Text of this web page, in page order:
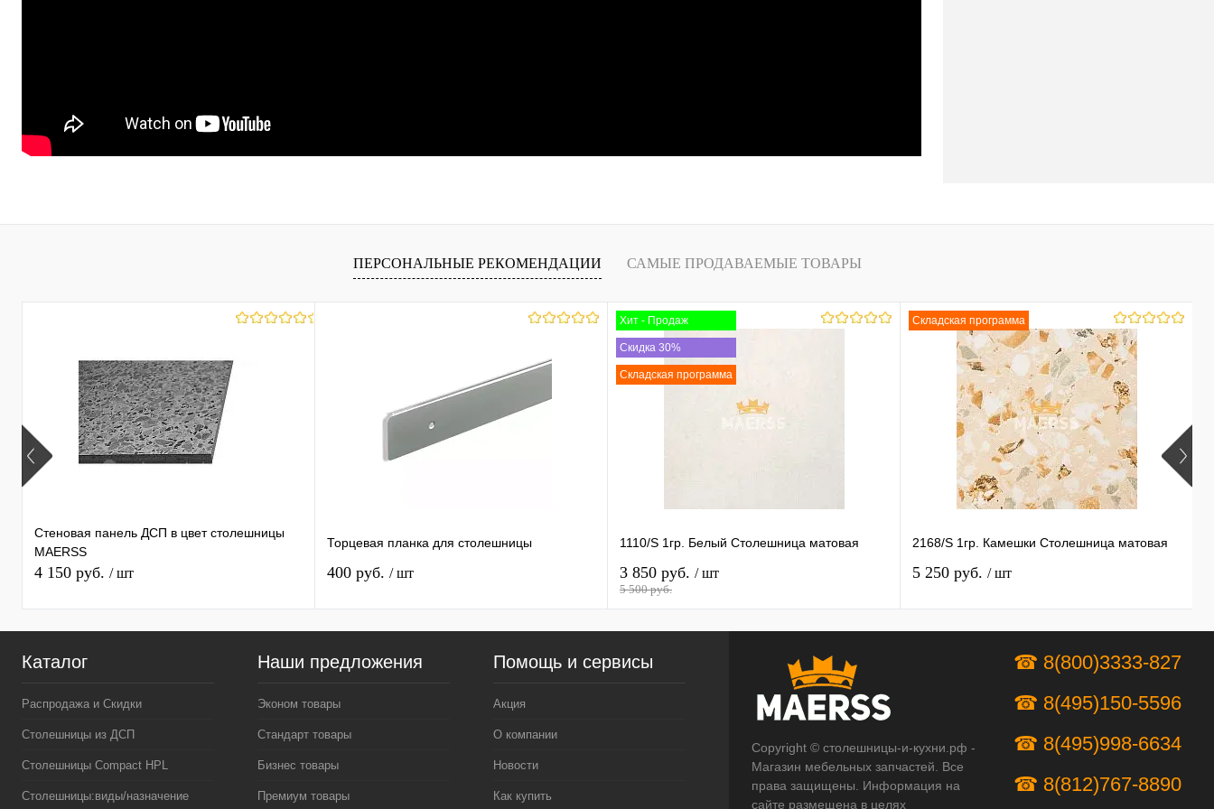
ПЕРСОНАЛЬНЫЕ РЕКОМЕНДАЦИИ САМЫЕ ПРОДАВАЕМЫЕ ТОВАРЫ
Стеновая панель ДСП в цвет столешницы
MAERSS
4 150 руб. / шт
Торцевая планка для столешницы
400 руб. / шт
Хит - Продаж
Скидка 30%
Складская программа
1110/S 1гр. Белый Столешница матовая
3 850 руб. / шт
5 500 руб.
Складская программа
2168/S 1гр. Камешки Столешница матовая
5 250 руб. / шт
Каталог
Распродажа и Скидки
Столешницы из ДСП
Столешницы Compact HPL
Столешницы:виды/назначение
Наши предложения
Эконом товары
Стандарт товары
Бизнес товары
Премиум товары
Помощь и сервисы
Акция
О компании
Новости
Как купить
Copyright © столешницы-и-кухни.рф -
Магазин мебельных запчастей. Все
права защищены. Информация на
сайте размещена в целях
☎ 8(800)3333-827
☎ 8(495)150-5596
☎ 8(495)998-6634
☎ 8(812)767-8890